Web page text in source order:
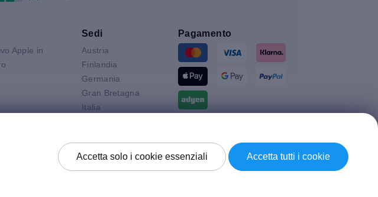
Apple in
Sedi
Austria
Finlandia
Germania
Gran Bretagna
Italia
Pagamento
Accetta solo i cookie essenziali Accetta tutti i cookie